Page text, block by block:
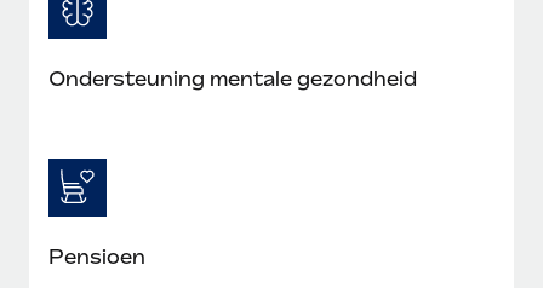
Ondersteuning mentale gezondheid
Pensioen